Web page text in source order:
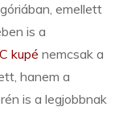
emellett
is a
kupé nemcsak a
hanem a
is a legjobbnak